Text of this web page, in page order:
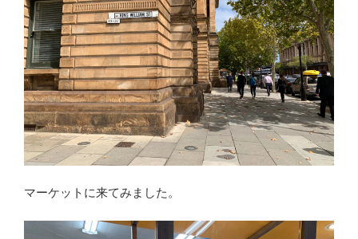
マーケットに来てみました。